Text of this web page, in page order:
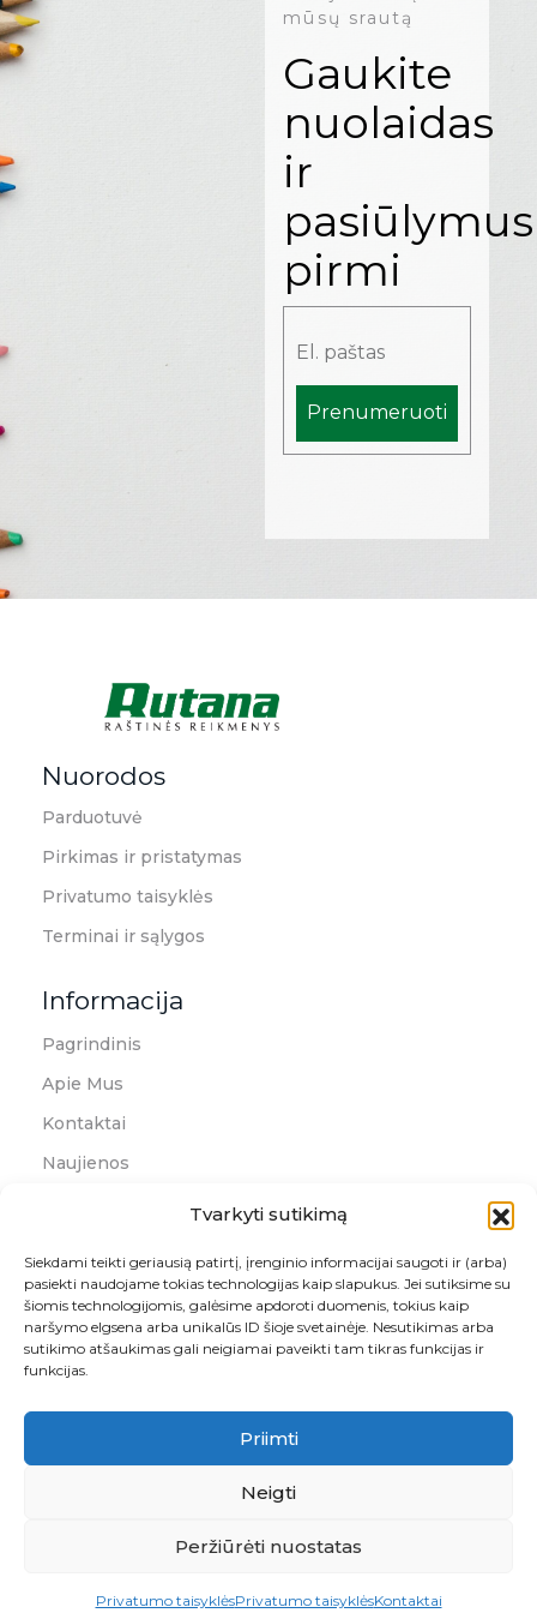
Tvarkyti sutikimą
Siekdami teikti geriausią patirtį, įrenginio informacijai saugoti ir (arba)
pasiekti naudojame tokias technologijas kaip slapukus. Jei sutiksime su
šiomis technologijomis, galėsime apdoroti duomenis, tokius kaip
naršymo elgsena arba unikalūs ID šioje svetainėje. Nesutikimas arba
sutikimo atšaukimas gali neigiamai paveikti tam tikras funkcijas ir
funkcijas.
Priimti
Neigti
Peržiūrėti nuostatas
Privatumo taisyklėsPrivatumo taisyklėsKontaktai
mūsų srautą
Gaukite
nuolaidas
ir
pasiūlymus
pirmi
Prenumeruoti
Alternative:
Nuorodos
Parduotuvė
Pirkimas ir pristatymas
Privatumo taisyklės
Terminai ir sąlygos
Informacija
Pagrindinis
Apie Mus
Kontaktai
Naujienos
Kontaktai
+370 46 256 104
pardavimai@rutana.lt
Naikupės g. 10, Klaipėda, LT-93258
© 2026 RUTANA - RAŠTINĖS REIKMENYS. VISOS TEISĖS